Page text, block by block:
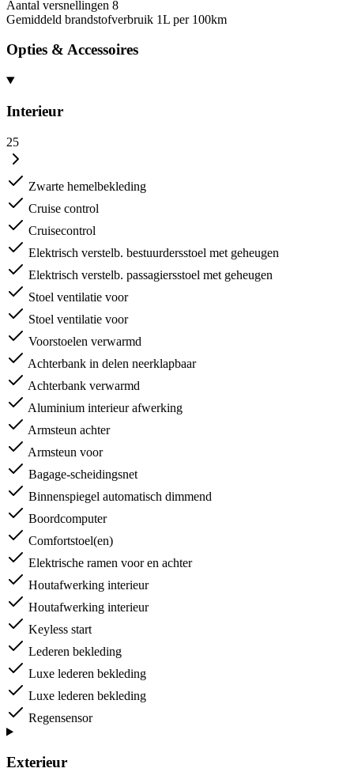
Aantal versnellingen 8
Gemiddeld brandstofverbruik 1L per 100km
Opties & Accessoires
Interieur
25
Zwarte hemelbekleding
Cruise control
Cruisecontrol
Elektrisch verstelb. bestuurdersstoel met geheugen
Elektrisch verstelb. passagiersstoel met geheugen
Stoel ventilatie voor
Stoel ventilatie voor
Voorstoelen verwarmd
Achterbank in delen neerklapbaar
Achterbank verwarmd
Aluminium interieur afwerking
Armsteun achter
Armsteun voor
Bagage-scheidingsnet
Binnenspiegel automatisch dimmend
Boordcomputer
Comfortstoel(en)
Elektrische ramen voor en achter
Houtafwerking interieur
Houtafwerking interieur
Keyless start
Lederen bekleding
Luxe lederen bekleding
Luxe lederen bekleding
Regensensor
Exterieur